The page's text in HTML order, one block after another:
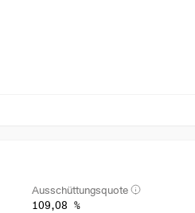
Ausschüttungsquote
109,08 %